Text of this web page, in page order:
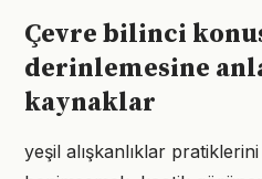
Çevre bilinci
derinlemesine
kaynaklar
yeşil alışkanlıklar